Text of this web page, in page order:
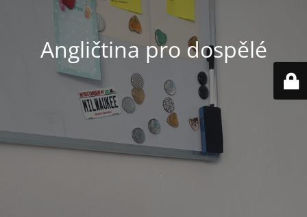
Angličtina pro dospělé